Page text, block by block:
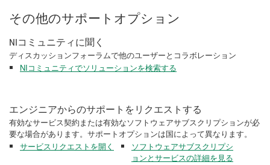
その他のサポートオプション
NIコミュニティに聞く
ディスカッションフォーラムで他のユーザーとコラボレーション
NIコミュニティでソリューションを検索する
エンジニアからのサポートをリクエストする
有効なサービス契約または有効なソフトウェアサブスクリプションが必
要な場合があります。サポートオプションは国によって異なります。
サービスリクエストを開く
ソフトウェアサブスクリプシ
ョンとサービスの詳細を見る